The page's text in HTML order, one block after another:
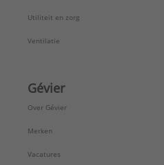
Utiliteit en zorg
Ventilatie
Gévier
Over Gévier
Merken
Vacatures